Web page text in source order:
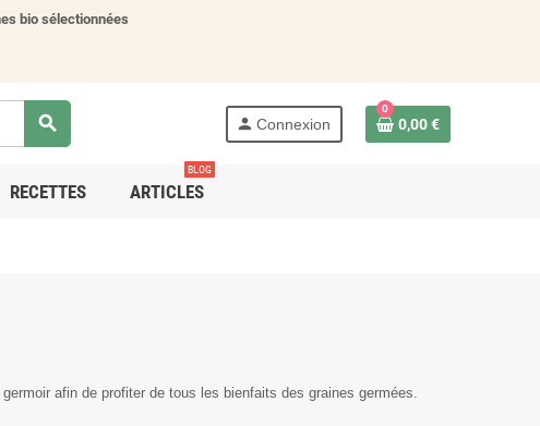
bio sélectionnées
search person Connexion
0
0,00 €
RECETTES ARTICLES
BLOG
afin de profiter de tous les bienfaits des graines germées.